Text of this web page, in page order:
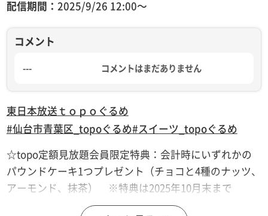
配信期間： 2025/9/26 12:00〜
コメント
--- コメントはまだありません
東日本放送 ｔｏｐｏぐるめ
#仙台市青葉区_topoぐるめ#スイーツ_topoぐるめ
☆topo定額見放題会員限定特典：会計時にいずれかの
パウンドケーキ1つプレゼント（チョコと4種のナッツ、
アーモンド、抹茶） ※特典は2025年10月末まで